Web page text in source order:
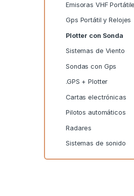
Emisoras VHF
Gps Portátil y Relojes
Plotter con Sonda
Sistemas de Viento
Sondas con Gps
.GPS + Plotter
Cartas electrónicas
Pilotos automáticos
Radares
Sistemas de sonido